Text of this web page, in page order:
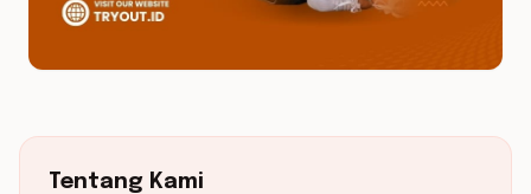
Tentang Kami